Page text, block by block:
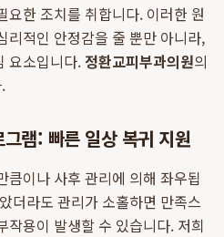
요한 조치를 취합니다. 이러한 원
리적인 안정감을 줄 뿐만 아니라,
요소입니다. 정환교피부과의원의
램: 빠른 일상 복귀 지원
큼이나 사후 관리에 의해 좌우됩
더라도 관리가 소홀하면 만족스
작용이 발생할 수 있습니다. 저희